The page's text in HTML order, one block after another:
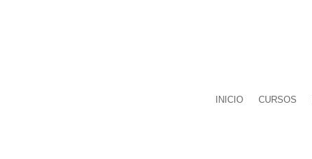
INICIO CURSOS